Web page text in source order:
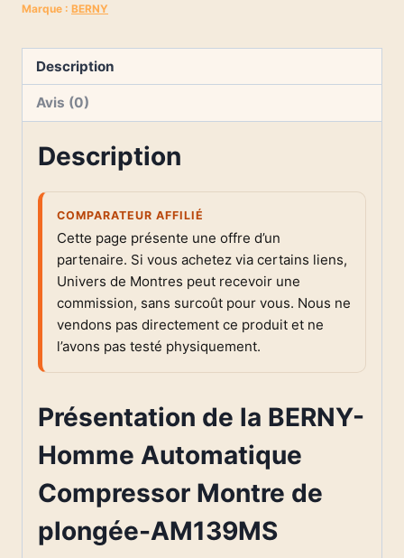
Marque : BERNY
Description
Avis (0)
Description
COMPARATEUR AFFILIÉ
Cette page présente une offre d’un
partenaire. Si vous achetez via certains liens,
Univers de Montres peut recevoir une
commission, sans surcoût pour vous. Nous ne
vendons pas directement ce produit et ne
l’avons pas testé physiquement.
Présentation de la BERNY-
Homme Automatique
Compressor Montre de
plongée-AM139MS